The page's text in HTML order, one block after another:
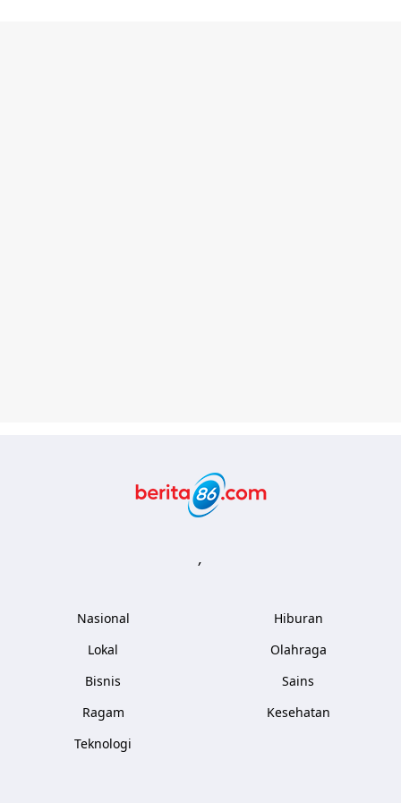
,
Nasional
Lokal
Bisnis
Ragam
Teknologi
Hiburan
Olahraga
Sains
Kesehatan